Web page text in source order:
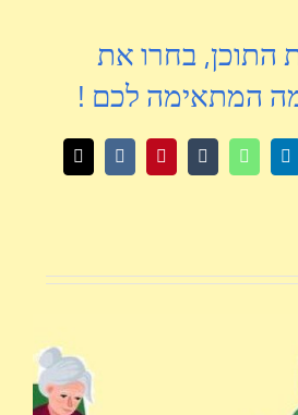
התוכן, בחרו את
המתאימה לכם !
LinkedIn
WhatsApp
Tumblr
Pinterest
Vk
כתובת
דואר